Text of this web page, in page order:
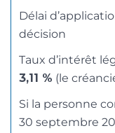
Délai
décision
Taux d’intérêt
3,11 % (le
Si la personne
30 septembre